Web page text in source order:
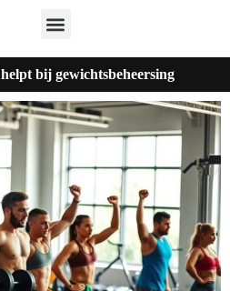
bij gewichtsbeheersing